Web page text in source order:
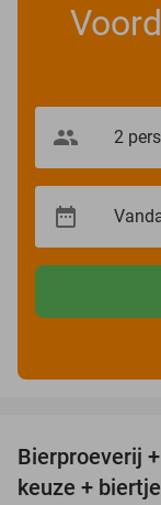
Bierproeverij
keuze + biertje